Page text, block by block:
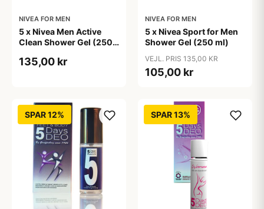
NIVEA FOR MEN
5 x Nivea Men Active
Clean Shower Gel (250
135,00 kr
NIVEA FOR MEN
5 x Nivea Sport for Men
Shower Gel (250 ml)
VEJL. PRIS 135,00 KR
105,00 kr
SPAR 12% SPAR 13%